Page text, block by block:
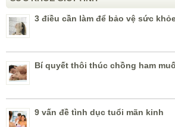
3 điều cần làm để bảo vệ sức
Bí quyết thôi thúc chồng ham
9 vấn đề tình dục tuổi mãn kinh